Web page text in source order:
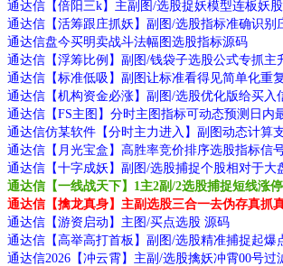
通达信盘今买明卖战斗法幅图选股指标源码
通达信【浮筹比例】副图/钱袋子选股公式专抓主
通达信【机构资金必涨】副图/选股优化版给买入
通达信【游资启动】主图/买点选股 源码
通达信【高举高打首板】副图/选股精准捕捉起爆
通达信2026【冲云霄】主副/选股擒妖冲霄00号过